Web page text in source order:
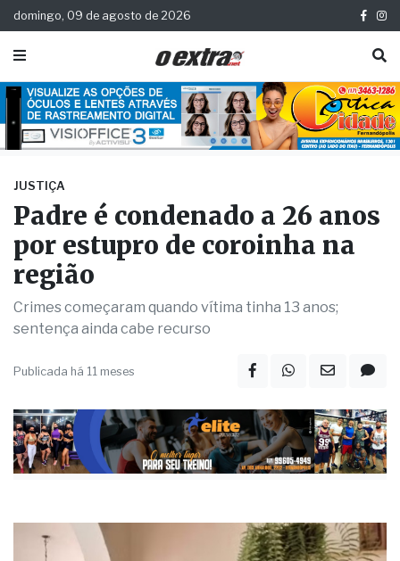
domingo, 09 de agosto de 2026
JUSTIÇA
Padre é condenado a 26 anos
por estupro de coroinha na
região
Crimes começaram quando vítima tinha 13 anos;